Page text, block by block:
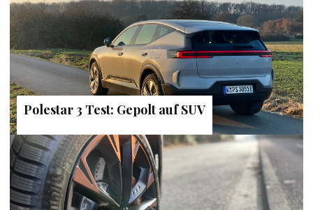
Polestar 3 Test: Gepolt auf SUV